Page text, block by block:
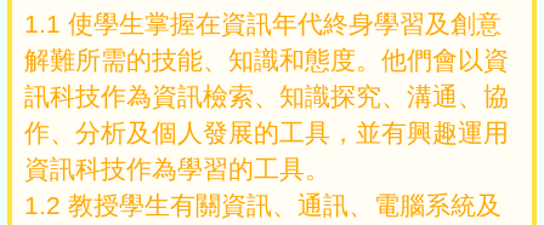
1.1 使學生掌握在資訊年代終身學習及創意
解難所需的技能、知識和態度。他們會以資
訊科技作為資訊檢索、知識探究、溝通、協
作、分析及個人發展的工具，並有興趣運用
資訊科技作為學習的工具。
1.2 教授學生有關資訊、通訊、電腦系統及